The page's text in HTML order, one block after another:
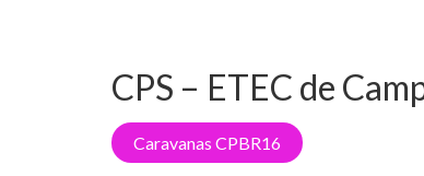
CPS – ETEC de
Caravanas CPBR16